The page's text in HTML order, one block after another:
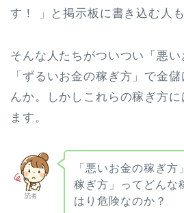
す！ 」と掲示板に書き込む人も
そんな人たちがついつい「悪
「ずるいお金の稼ぎ方」で金
んか。しかしこれらの稼ぎ方
ます。
読者
「悪いお金の稼ぎ
稼ぎ方」ってどんな
はり危険なのか？